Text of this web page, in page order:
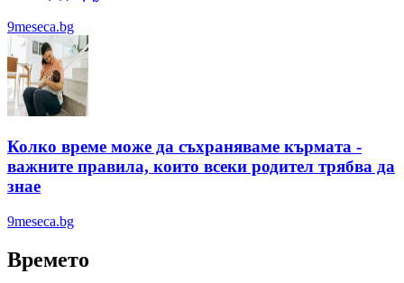
9meseca.bg
Колко време може да съхраняваме кърмата -
важните правила, които всеки родител трябва да
знае
9meseca.bg
Времето